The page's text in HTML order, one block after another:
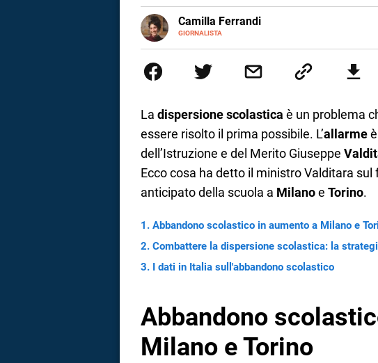
Camilla Ferrandi
GIORNALISTA
E-
MAIL
LINKEDIN
più fermata. L’attualità è il mio pane
la mente.
La dispersione scolastica è un problema
essere risolto il prima possibile. L’allarme
dell’Istruzione e del Merito Giuseppe
Ecco cosa ha detto il ministro Valditara sul
anticipato della scuola a Milanoe Torino.
Abbandono scolastico in aumento a Milano e
Combattere la dispersione scolastica: la
I dati in Italia sull'abbandono scolastico
Abbandono
Milano e Torino